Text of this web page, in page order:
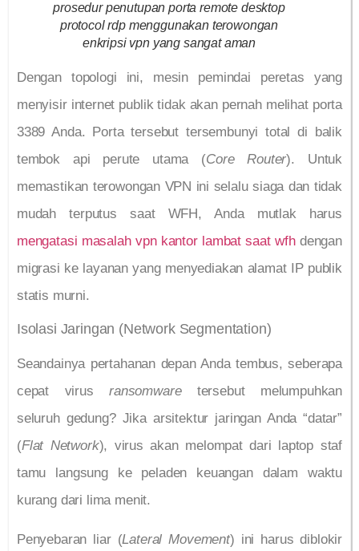
prosedur penutupan porta remote desktop
protocol rdp menggunakan terowongan
enkripsi vpn yang sangat aman
Dengan topologi ini, mesin pemindai peretas yang
menyisir internet publik tidak akan pernah melihat porta
3389 Anda. Porta tersebut tersembunyi total di balik
tembok api perute utama (Core Router). Untuk
memastikan terowongan VPN ini selalu siaga dan tidak
mudah terputus saat WFH, Anda mutlak harus
mengatasi masalah vpn kantor lambat saat wfhdengan
migrasi ke layanan yang menyediakan alamat IP publik
statis murni.
Isolasi Jaringan (Network Segmentation)
Seandainya pertahanan depan Anda tembus, seberapa
cepat virusransomwaretersebut melumpuhkan
seluruh gedung? Jika arsitektur jaringan Anda “datar”
(Flat Network), virus akan melompat dari laptop staf
tamu langsung ke peladen keuangan dalam waktu
kurang dari lima menit.
Penyebaran liar (Lateral Movement) ini harus diblokir